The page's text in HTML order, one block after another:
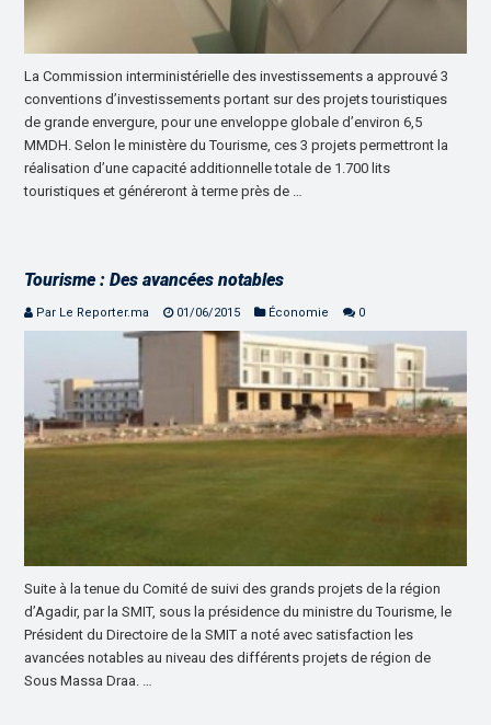
La Commission interministérielle des investissements a approuvé 3
conventions d’investissements portant sur des projets touristiques
de grande envergure, pour une enveloppe globale d’environ 6,5
MMDH. Selon le ministère du Tourisme, ces 3 projets permettront la
réalisation d’une capacité additionnelle totale de 1.700 lits
touristiques et généreront à terme près de …
Tourisme : Des avancées notables
Par Le Reporter.ma 01/06/2015 Économie 0
Suite à la tenue du Comité de suivi des grands projets de la région
d’Agadir, par la SMIT, sous la présidence du ministre du Tourisme, le
Président du Directoire de la SMIT a noté avec satisfaction les
avancées notables au niveau des différents projets de région de
Sous Massa Draa. …